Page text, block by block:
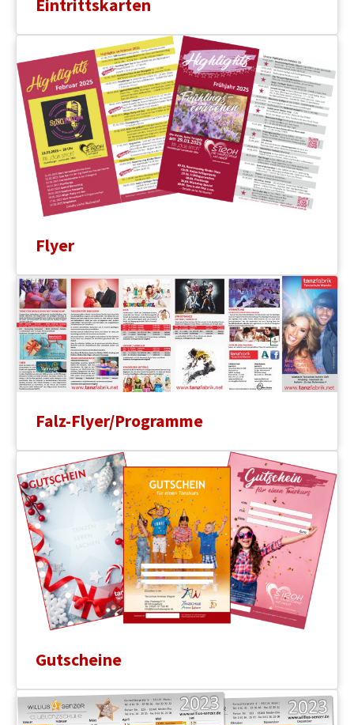
Eintrittskarten
Flyer
Falz-Flyer/Programme
Gutscheine